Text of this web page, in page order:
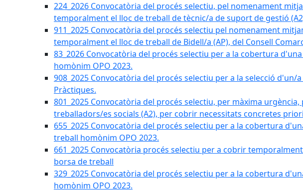
224_2026 Convocatòria del procés selectiu, pel nomenament
temporalment el lloc de treball de tècnic/a de suport de gestió
911_2025 Convocatòria del procés selectiu pel nomenament
temporalment el lloc de treball de Bidell/a (AP), del Consell
83_2026 Convocatòria del procés selectiu per a la cobertura
homònim OPO 2023.
908_2025 Convocatòria del procés selectiu per a la selecció
Pràctiques.
801_2025 Convocatòria del procés selectiu, per màxima
treballadors/es socials (A2), per cobrir necessitats concretes
655_2025 Convocatòria del procés selectiu per a la cobertura
treball homònim OPO 2023.
661_2025 Convocatòria procés selectiu per a cobrir
borsa de treball
329_2025 Convocatòria del procés selectiu per a la cobertura
homònim OPO 2023.